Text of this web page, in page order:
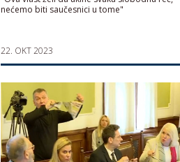
nećemo biti saučesnici u tome"
22. OKT 2023